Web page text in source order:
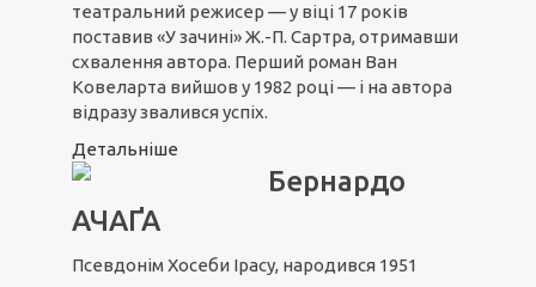
театральний режисер — у віці 17 років
поставив «У зачині» Ж.-П. Сартра, отримавши
схвалення автора. Перший роман Ван
Ковеларта вийшов у 1982 році — і на автора
відразу звалився успіх.
Детальніше
Бернардо
АЧАҐА
Псевдонім Хосеби Ірасу, народився 1951